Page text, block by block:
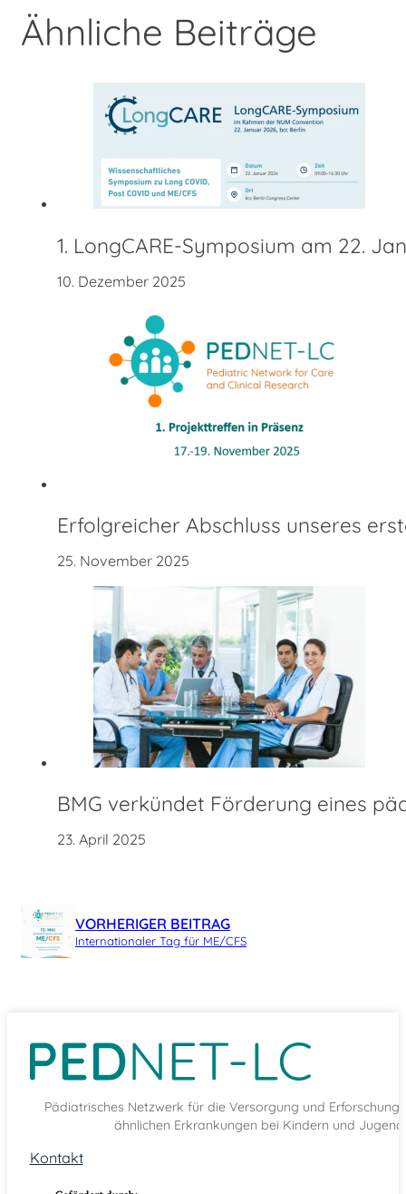
Ähnliche Beiträge
1. LongCARE-Symposium am 22.
10. Dezember 2025
Erfolgreicher Abschluss unseres
25. November 2025
BMG verkündet Förderung eines
23. April 2025
VORHERIGER BEITRAG
Internationaler Tag für ME/CFS
Pädiatrisches Netzwerk für die Versorgung und Erforschung
ähnlichen Erkrankungen bei Kindern und
Kontakt